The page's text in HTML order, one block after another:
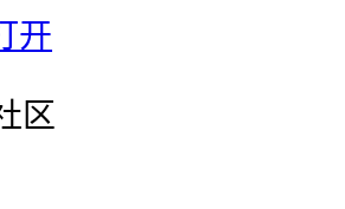
开
区